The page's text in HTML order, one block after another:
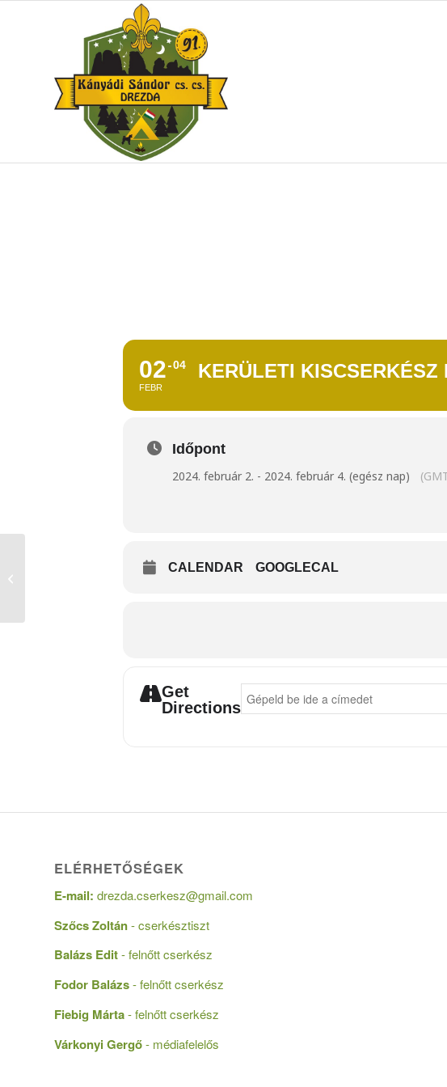
02
FEBR
04 KERÜLETI
Időpont
2024. február 2. - 2024. február 4. (egész nap)
CALENDAR GOOGLECAL
Get
Directions
Address - Kerületi Kiscserkész Hétvége
ELÉRHETŐSÉGEK
E-mail: drezda.cserkesz@gmail.com
Szőcs Zoltán- cserkésztiszt
Balázs Edit- felnőtt cserkész
Fodor Balázs- felnőtt cserkész
Fiebig Márta- felnőtt cserkész
Várkonyi Gergő- médiafelelős